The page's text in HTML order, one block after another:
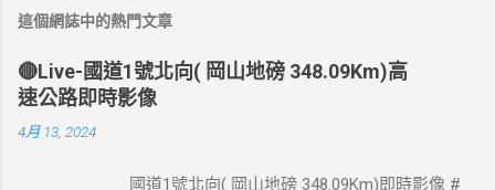
這個網誌中的熱門文章
🔴Live-國道1號北向( 岡山地磅 348.09Km)高
速公路即時影像
4月 13, 2024
國道1號北向( 岡山地磅 348.09Km)即時影像 #